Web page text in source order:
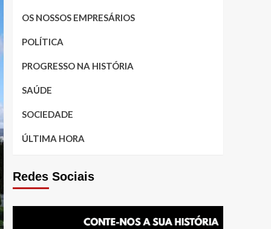
OS NOSSOS EMPRESÁRIOS
POLÍTICA
PROGRESSO NA HISTÓRIA
SAÚDE
SOCIEDADE
ÚLTIMA HORA
Redes Sociais